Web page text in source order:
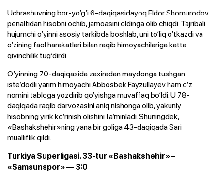
Uchrashuvning bor-yo‘g‘i 6-daqiqasidayoq Eldor Shomurodov
penaltidan hisobni ochib, jamoasini oldinga olib chiqdi. Tajribali
hujumchi o‘yinni asosiy tarkibda boshlab, uni to‘liq o‘tkazdi va
o‘zining faol harakatlari bilan raqib himoyachilariga katta
qiyinchilik tug‘dirdi.
O‘yinning 70-daqiqasida zaxiradan maydonga tushgan
iste’dodli yarim himoyachi Abbosbek Fayzullayev ham o‘z
nomini tabloga yozdirib qo‘yishga muvaffaq bo‘ldi. U 78-
daqiqada raqib darvozasini aniq nishonga olib, yakuniy
hisobning yirik ko‘rinish olishini ta’minladi. Shuningdek,
«Bashakshehir»ning yana bir goliga 43-daqiqada Sari
mualliflik qildi.
Turkiya Superligasi. 33-tur «Bashakshehir» –
«Samsunspor» — 3:0